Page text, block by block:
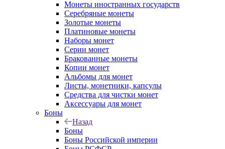
Монеты иностранных государств
Серебряные монеты
Золотые монеты
Платиновые монеты
Наборы монет
Серии монет
Бракованные монеты
Копии монет
Альбомы для монет
Листы, монетники, капсулы
Средства для чистки монет
Аксессуары для монет
Боны
Назад
Боны
Боны Российской империи